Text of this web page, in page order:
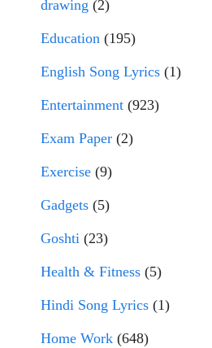
drawing (2)
Education (195)
English Song Lyrics (1)
Entertainment (923)
Exam Paper (2)
Exercise (9)
Gadgets (5)
Goshti (23)
Health & Fitness (5)
Hindi Song Lyrics (1)
Home Work (648)